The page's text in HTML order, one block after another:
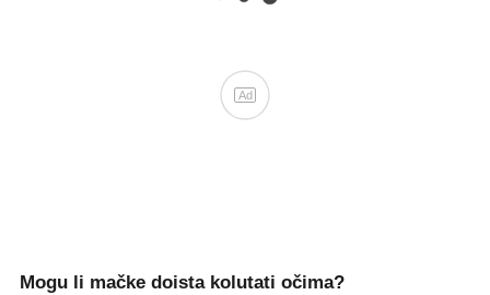
Ad
Mogu li mačke doista kolutati očima?